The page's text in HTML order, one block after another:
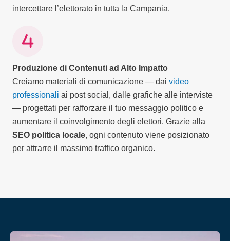
intercettare l’elettorato in tutta la Campania.
Produzione di Contenuti ad Alto Impatto
Creiamo materiali di comunicazione — dai video
professionali ai post social, dalle grafiche alle interviste
— progettati per rafforzare il tuo messaggio politico e
aumentare il coinvolgimento degli elettori. Grazie alla
SEO politica locale, ogni contenuto viene posizionato
per attrarre il massimo traffico organico.